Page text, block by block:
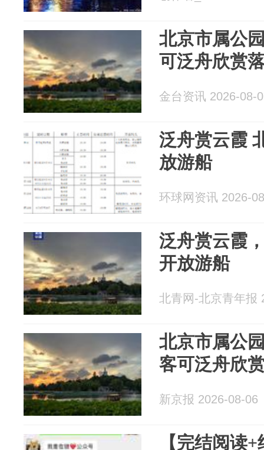
北京市属公
可泛舟欣赏
金台资讯 2026-08-
泛舟赏云霞
放游船
环球网资讯 2026-
泛舟赏云霞
开放游船
北青网-北京青年报
北京市属公
客可泛舟欣
新京报 2026-08-06
【完结阅读